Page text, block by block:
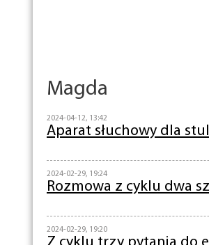
Magda
2024-04-12, 13:42
Aparat słuchowy dla
2024-02-29, 19:24
Rozmowa z cyklu dwa
2024-02-29, 19:20